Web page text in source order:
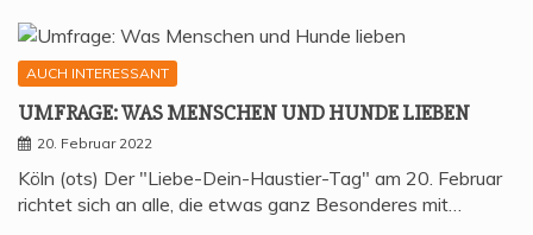
AUCH INTERESSANT
UMFRA­GE: WAS MEN­SCHEN UND HUN­DE LIEBEN
20. Februar 2022
Köln (ots) Der "Liebe-Dein-Haustier-Tag" am 20. Februar
richtet sich an alle, die etwas ganz Besonderes mit…